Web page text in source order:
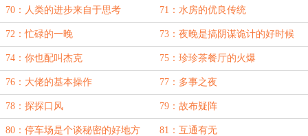
70：人类的进步来自于思考 71：水房的优良传统
72：忙碌的一晚 73：夜晚是搞阴谋诡计的好时候
74：你也配叫杰克 75：珍珍茶餐厅的火爆
76：大佬的基本操作 77：多事之夜
78：探探口风 79：故布疑阵
80：停车场是个谈秘密的好地方 81：互通有无